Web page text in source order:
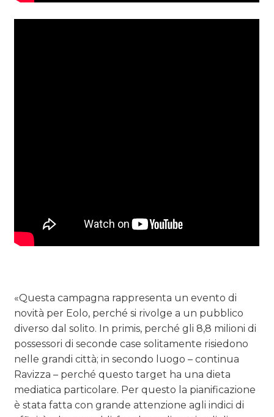
«Questa campagna rappresenta un evento di
novità per Eolo, perché si rivolge a un pubblico
diverso dal solito. In primis, perché gli 8,8 milioni di
possessori di seconde case solitamente risiedono
nelle grandi città; in secondo luogo – continua
Ravizza – perché questo target ha una dieta
mediatica particolare. Per questo la pianificazione
è stata fatta con grande attenzione agli indici di